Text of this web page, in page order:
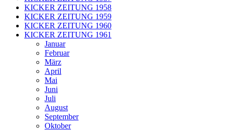
KICKER ZEITUNG 1958
KICKER ZEITUNG 1959
KICKER ZEITUNG 1960
KICKER ZEITUNG 1961
Januar
Februar
März
April
Mai
Juni
Juli
August
September
Oktober